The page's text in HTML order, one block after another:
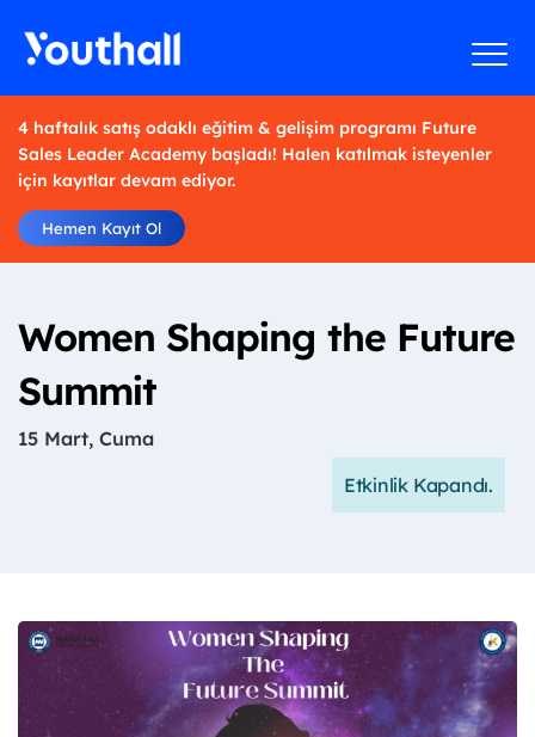
4 haftalık satış odaklı eğitim & gelişim programı Future
Sales Leader Academy başladı! Halen katılmak isteyenler
için kayıtlar devam ediyor.
Hemen Kayıt Ol
Women Shaping the Future
Summit
15 Mart, Cuma
Etkinlik Kapandı.